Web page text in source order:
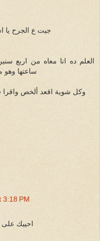
جيت ع الجرح يا
العلم ده انا معاه من اربع
ساعتها
وكل شوية اقعد ألخص واقرا
3:18 PM
احييك على